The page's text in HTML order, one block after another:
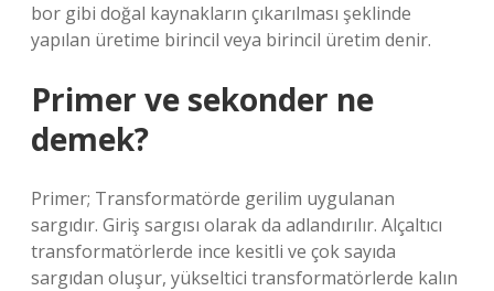
bor gibi doğal kaynakların çıkarılması şeklinde
yapılan üretime birincil veya birincil üretim denir.
Primer ve sekonder ne
demek?
Primer; Transformatörde gerilim uygulanan
sargıdır. Giriş sargısı olarak da adlandırılır. Alçaltıcı
transformatörlerde ince kesitli ve çok sayıda
sargıdan oluşur, yükseltici transformatörlerde kalın